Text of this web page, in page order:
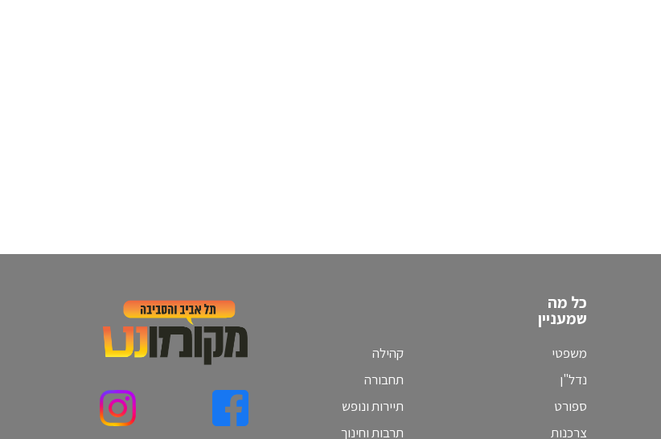
כל מה
שמעניין
משפטי
נדל"ן
ספורט
צרכנות
קהילה
תחבורה
תיירות ונופש
תרבות וחינוך